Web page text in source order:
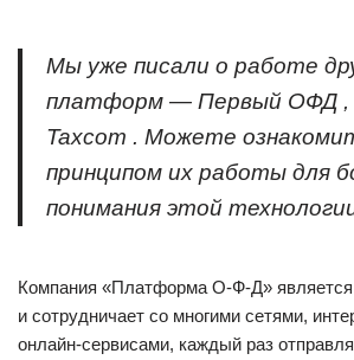
Мы уже писали о работе
платформ — Первый ОФД ,
Taxcom . Можете
принципом их работы для
понимания этой
Компания «Платформа О-Ф-Д»
и сотрудничает со многими сетями,
онлайн-сервисами, каждый раз